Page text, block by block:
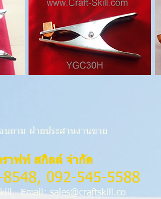
ถาม ฝ่ายประสานงานขาย
าฟท์ สกิลล์ จำกัด
092-545-5588
Email:sales@craftskill.co